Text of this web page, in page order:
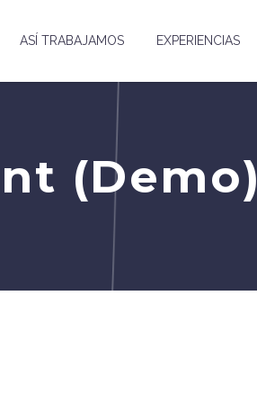
ASÍ TRABAJAMOS EXPERIENCIAS
(Demo)